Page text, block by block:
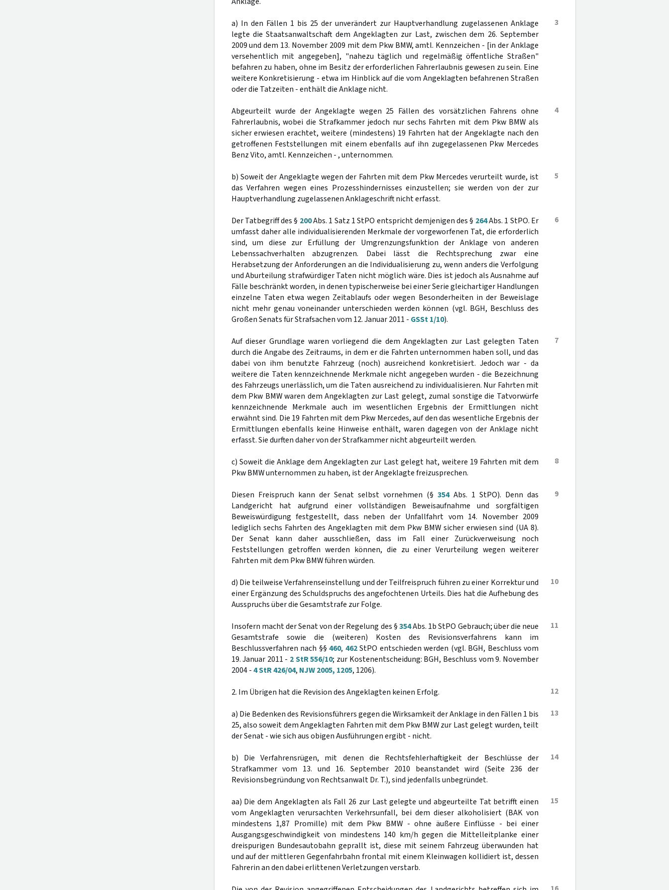
3
a) In den Fällen 1 bis 25 der unverändert zur Hauptverhandlung zugelassenen Anklage
legte die Staatsanwaltschaft dem Angeklagten zur Last, zwischen dem 26. September
2009 und dem 13. November 2009 mit dem Pkw BMW, amtl. Kennzeichen - [in der Anklage
versehentlich mit angegeben], "nahezu täglich und regelmäßig öffentliche Straßen"
befahren zu haben, ohne im Besitz der erforderlichen Fahrerlaubnis gewesen zu sein. Eine
weitere Konkretisierung - etwa im Hinblick auf die vom Angeklagten befahrenen Straßen
oder die Tatzeiten - enthält die Anklage nicht.
4
Abgeurteilt wurde der Angeklagte wegen 25 Fällen des vorsätzlichen Fahrens ohne
Fahrerlaubnis, wobei die Strafkammer jedoch nur sechs Fahrten mit dem Pkw BMW als
sicher erwiesen erachtet, weitere (mindestens) 19 Fahrten hat der Angeklagte nach den
getroffenen Feststellungen mit einem ebenfalls auf ihn zugegelassenen Pkw Mercedes
Benz Vito, amtl. Kennzeichen - , unternommen.
5
b) Soweit der Angeklagte wegen der Fahrten mit dem Pkw Mercedes verurteilt wurde, ist
das Verfahren wegen eines Prozesshindernisses einzustellen; sie werden von der zur
Hauptverhandlung zugelassenen Anklageschrift nicht erfasst.
6
Der Tatbegriff des § 200Abs. 1 Satz 1 StPO entspricht demjenigen des § 264Abs. 1 StPO. Er
umfasst daher alle individualisierenden Merkmale der vorgeworfenen Tat, die erforderlich
sind, um diese zur Erfüllung der Umgrenzungsfunktion der Anklage von anderen
Lebenssachverhalten abzugrenzen. Dabei lässt die Rechtsprechung zwar eine
Herabsetzung der Anforderungen an die Individualisierung zu, wenn anders die Verfolgung
und Aburteilung strafwürdiger Taten nicht möglich wäre. Dies ist jedoch als Ausnahme auf
Fälle beschränkt worden, in denen typischerweise bei einer Serie gleichartiger Handlungen
einzelne Taten etwa wegen Zeitablaufs oder wegen Besonderheiten in der Beweislage
nicht mehr genau voneinander unterschieden werden können (vgl. BGH, Beschluss des
Großen Senats für Strafsachen vom 12. Januar 2011 - GSSt 1/10).
7
Auf dieser Grundlage waren vorliegend die dem Angeklagten zur Last gelegten Taten
durch die Angabe des Zeitraums, in dem er die Fahrten unternommen haben soll, und das
dabei von ihm benutzte Fahrzeug (noch) ausreichend konkretisiert. Jedoch war - da
weitere die Taten kennzeichnende Merkmale nicht angegeben wurden - die Bezeichnung
des Fahrzeugs unerlässlich, um die Taten ausreichend zu individualisieren. Nur Fahrten mit
dem Pkw BMW waren dem Angeklagten zur Last gelegt, zumal sonstige die Tatvorwürfe
kennzeichnende Merkmale auch im wesentlichen Ergebnis der Ermittlungen nicht
erwähnt sind. Die 19 Fahrten mit dem Pkw Mercedes, auf den das wesentliche Ergebnis der
Ermittlungen ebenfalls keine Hinweise enthält, waren dagegen von der Anklage nicht
erfasst. Sie durften daher von der Strafkammer nicht abgeurteilt werden.
8
c) Soweit die Anklage dem Angeklagten zur Last gelegt hat, weitere 19 Fahrten mit dem
Pkw BMW unternommen zu haben, ist der Angeklagte freizusprechen.
9
Diesen Freispruch kann der Senat selbst vornehmen (§ 354Abs. 1 StPO). Denn das
Landgericht hat aufgrund einer vollständigen Beweisaufnahme und sorgfältigen
Beweiswürdigung festgestellt, dass neben der Unfallfahrt vom 14. November 2009
lediglich sechs Fahrten des Angeklagten mit dem Pkw BMW sicher erwiesen sind (UA 8).
Der Senat kann daher ausschließen, dass im Fall einer Zurückverweisung noch
Feststellungen getroffen werden können, die zu einer Verurteilung wegen weiterer
Fahrten mit dem Pkw BMW führen würden.
10
d) Die teilweise Verfahrenseinstellung und der Teilfreispruch führen zu einer Korrektur und
einer Ergänzung des Schuldspruchs des angefochtenen Urteils. Dies hat die Aufhebung des
Ausspruchs über die Gesamtstrafe zur Folge.
11
Insofern macht der Senat von der Regelung des §354Abs. 1b StPO Gebrauch; über die neue
Gesamtstrafe sowie die (weiteren) Kosten des Revisionsverfahrens kann im
Beschlussverfahren nach §§ 460, 462StPO entschieden werden (vgl. BGH, Beschluss vom
19. Januar 2011 - 2 StR 556/10; zur Kostenentscheidung: BGH, Beschluss vom 9. November
2004 -4 StR 426/04, NJW 2005, 1205, 1206).
12
2. Im Übrigen hat die Revision des Angeklagten keinen Erfolg.
13
a) Die Bedenken des Revisionsführers gegen die Wirksamkeit der Anklage in den Fällen 1 bis
25, also soweit dem Angeklagten Fahrten mit dem Pkw BMW zur Last gelegt wurden, teilt
der Senat - wie sich aus obigen Ausführungen ergibt - nicht.
14
b) Die Verfahrensrügen, mit denen die Rechtsfehlerhaftigkeit der Beschlüsse der
Strafkammer vom 13. und 16. September 2010 beanstandet wird (Seite 236 der
Revisionsbegründung von Rechtsanwalt Dr. T.), sind jedenfalls unbegründet.
15
aa) Die dem Angeklagten als Fall 26 zur Last gelegte und abgeurteilte Tat betrifft einen
vom Angeklagten verursachten Verkehrsunfall, bei dem dieser alkoholisiert (BAK von
mindestens 1,87 Promille) mit dem Pkw BMW - ohne äußere Einflüsse - bei einer
Ausgangsgeschwindigkeit von mindestens 140 km/h gegen die Mittelleitplanke einer
dreispurigen Bundesautobahn geprallt ist, diese mit seinem Fahrzeug überwunden hat
und auf der mittleren Gegenfahrbahn frontal mit einem Kleinwagen kollidiert ist, dessen
Fahrerin an den dabei erlittenen Verletzungen verstarb.